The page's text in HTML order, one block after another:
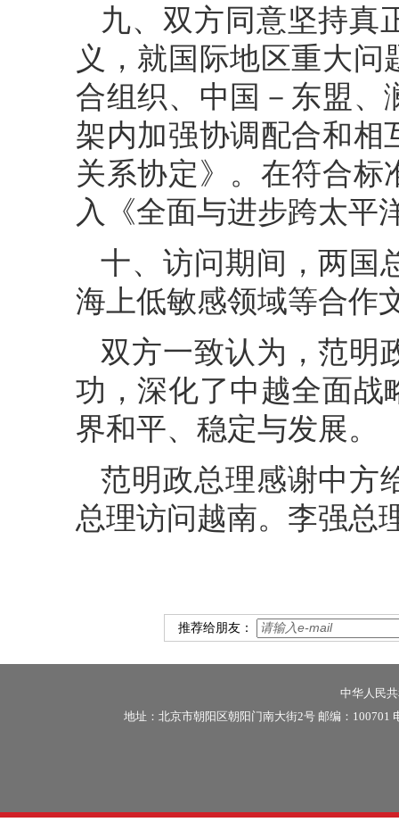
九、双方同意坚持真
义，就国际地区重大
合组织、中国－东盟、
架内加强协调配合和相
关系协定》。在符合标
入《全面与进步跨太平
十、访问期间，两国
海上低敏感领域等合作
双方一致认为，范明
功，深化了中越全面战
界和平、稳定与发展。
范明政总理感谢中方
总理访问越南。李强总
推荐给朋友：
中华人民
地址：北京市朝阳区朝阳门南大街2号 邮编：100701